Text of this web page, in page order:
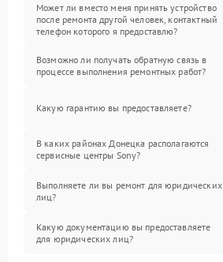
Может ли вместо меня принять устройство
после ремонта другой человек, контактный
телефон которого я предоставлю?
Возможно ли получать обратную связь в
процессе выполнения ремонтных работ?
Какую гарантию вы предоставляете?
В каких районах Донецка располагаются
сервисные центры Sony?
Выполняете ли вы ремонт для юридических
лиц?
Какую документацию вы предоставляете
для юридических лиц?